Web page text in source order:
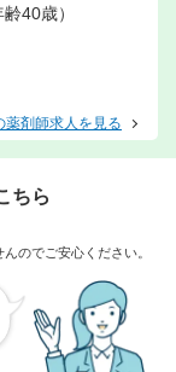
40歳）
薬剤師求人を見る
ちら
のでご安心ください。